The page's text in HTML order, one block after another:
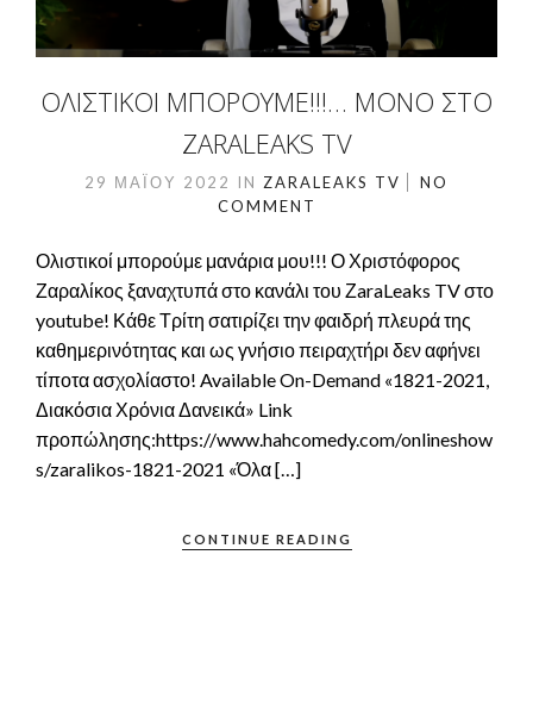
ΟΛΙΣΤΙΚΟΊ ΜΠΟΡΟΎΜΕ!!!… ΜΌΝΟ ΣΤΟ
ZARALEAKS TV
29 ΜΑΪ́ΟΥ 2022 IN ZARALEAKS TV
NO
COMMENT
Ολιστικοί μπορούμε μανάρια μου!!! Ο Χριστόφορος
Ζαραλίκος ξαναχτυπά στο κανάλι του ΖaraLeaks TV στο
youtube! Κάθε Τρίτη σατιρίζει την φαιδρή πλευρά της
καθημερινότητας και ως γνήσιο πειραχτήρι δεν αφήνει
τίποτα ασχολίαστο! Available On-Demand «1821-2021,
Διακόσια Χρόνια Δανεικά» Link
προπώλησης:https://www.hahcomedy.com/onlineshow
s/zaralikos-1821-2021 «Όλα […]
CONTINUE READING